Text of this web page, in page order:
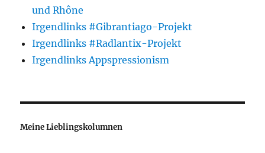
und Rhône
Irgendlinks #Gibrantiago-Projekt
Irgendlinks #Radlantix-Projekt
Irgendlinks Appspressionism
Meine Lieblingskolumnen